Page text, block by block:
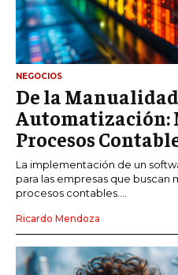
NEGOCIOS
De la
Automatización:
Procesos
La implementación de un
para las empresas que buscan
procesos contables....
Ricardo Mendoza